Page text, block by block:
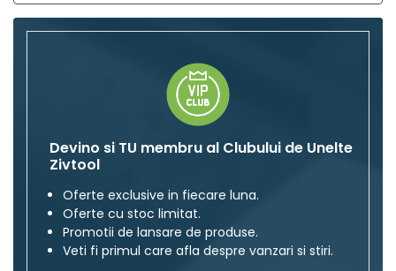
Devino si TU membru al Clubului de Unelte
Zivtool
Oferte exclusive in fiecare luna.
Oferte cu stoc limitat.
Promotii de lansare de produse.
Veti fi primul care afla despre vanzari si stiri.